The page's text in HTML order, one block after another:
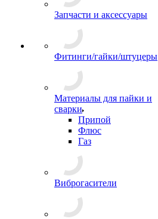
Запчасти и аксессуары
Фитинги/гайки/штуцеры
Материалы для пайки и
сварки
Припой
Флюс
Газ
Виброгасители